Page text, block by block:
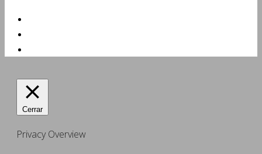
Cerrar
Privacy Overview